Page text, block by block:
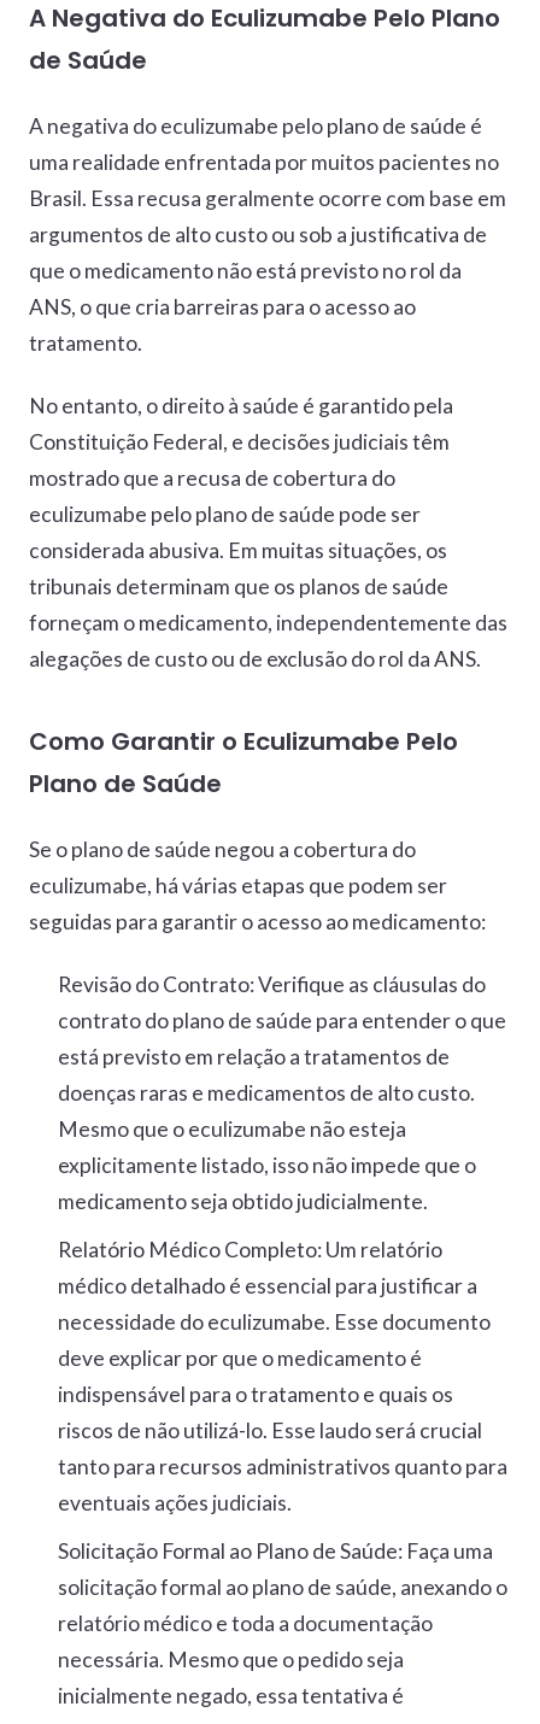
A Negativa do Eculizumabe Pelo Plano
de Saúde
A negativa do eculizumabe pelo plano de saúde é
uma realidade enfrentada por muitos pacientes no
Brasil. Essa recusa geralmente ocorre com base em
argumentos de alto custo ou sob a justificativa de
que o medicamento não está previsto no rol da
ANS, o que cria barreiras para o acesso ao
tratamento.
No entanto, o direito à saúde é garantido pela
Constituição Federal, e decisões judiciais têm
mostrado que a recusa de cobertura do
eculizumabe pelo plano de saúde pode ser
considerada abusiva. Em muitas situações, os
tribunais determinam que os planos de saúde
forneçam o medicamento, independentemente das
alegações de custo ou de exclusão do rol da ANS.
Como Garantir o Eculizumabe Pelo
Plano de Saúde
Se o plano de saúde negou a cobertura do
eculizumabe, há várias etapas que podem ser
seguidas para garantir o acesso ao medicamento:
Revisão do Contrato:Verifique as cláusulas do
contrato do plano de saúde para entender o que
está previsto em relação a tratamentos de
doenças raras e medicamentos de alto custo.
Mesmo que o eculizumabe não esteja
explicitamente listado, isso não impede que o
medicamento seja obtido judicialmente.
Relatório Médico Completo:Um relatório
médico detalhado é essencial para justificar a
necessidade do eculizumabe. Esse documento
deve explicar por que o medicamento é
indispensável para o tratamento e quais os
riscos de não utilizá-lo. Esse laudo será crucial
tanto para recursos administrativos quanto para
eventuais ações judiciais.
Solicitação Formal ao Plano de Saúde: Faça uma
solicitação formal ao plano de saúde, anexando o
relatório médico e toda a documentação
necessária. Mesmo que o pedido seja
inicialmente negado, essa tentativa é